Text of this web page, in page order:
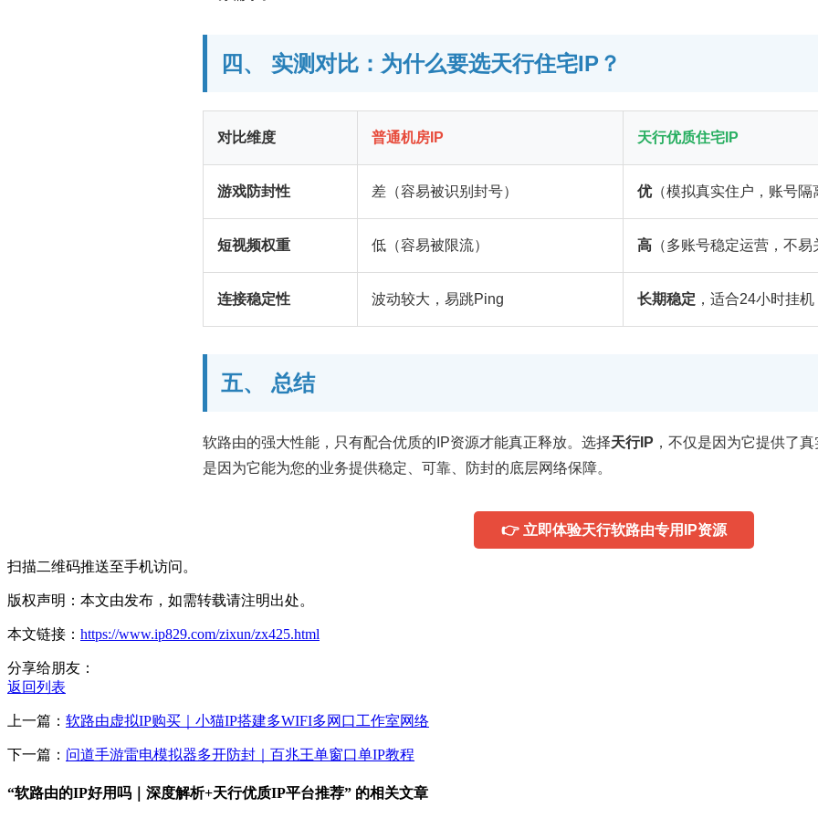
四、 实测对比：为什么要选天行住宅IP？
对比维度 普通机房IP 天行优质住宅IP
游戏防封性 差（容易被识别封号） 优（模拟真实住户，账号隔
短视频权重 低（容易被限流） 高 （多账号稳定运营，不易
连接稳定性 波动较大，易跳Ping 长期稳定 ，适合24小时挂机
五、 总结
软路由的强大性能，只有配合优质的IP资源才能真正释放。选择天行IP ，不仅是因为它提供了
是因为它能为您的业务提供稳定、可靠、防封的底层网络保障。
👉 立即体验天行软路由专用IP资源
扫描二维码推送至手机访问。
版权声明：本文由发布，如需转载请注明出处。
本文链接： https://www.ip829.com/zixun/zx425.html
分享给朋友：
返回列表
上一篇： 软路由虚拟IP购买｜小猫IP搭建多WIFI多网口工作室网络
下一篇： 问道手游雷电模拟器多开防封｜百兆王单窗口单IP教程
“软路由的IP好用吗｜深度解析+天行优质IP平台推荐” 的相关文章